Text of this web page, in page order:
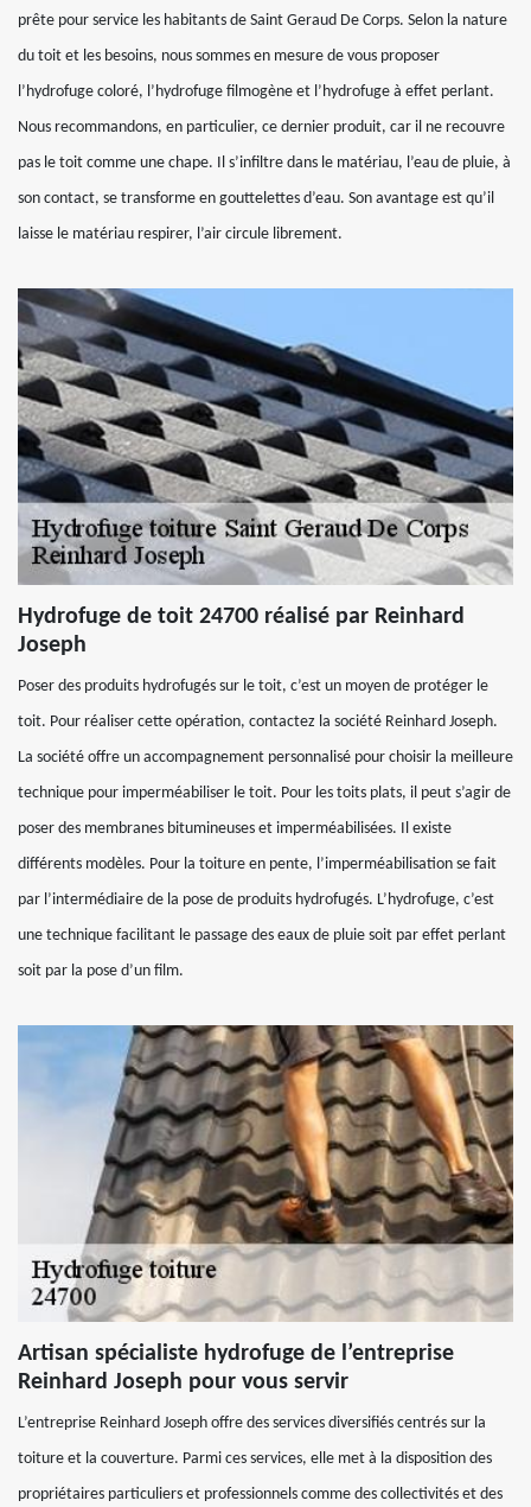
prête pour service les habitants de Saint Geraud De Corps. Selon la nature
du toit et les besoins, nous sommes en mesure de vous proposer
l’hydrofuge coloré, l’hydrofuge filmogène et l’hydrofuge à effet perlant.
Nous recommandons, en particulier, ce dernier produit, car il ne recouvre
pas le toit comme une chape. Il s’infiltre dans le matériau, l’eau de pluie, à
son contact, se transforme en gouttelettes d’eau. Son avantage est qu’il
laisse le matériau respirer, l’air circule librement.
Hydrofuge de toit 24700 réalisé par Reinhard
Joseph
Poser des produits hydrofugés sur le toit, c’est un moyen de protéger le
toit. Pour réaliser cette opération, contactez la société Reinhard Joseph.
La société offre un accompagnement personnalisé pour choisir la meilleure
technique pour imperméabiliser le toit. Pour les toits plats, il peut s’agir de
poser des membranes bitumineuses et imperméabilisées. Il existe
différents modèles. Pour la toiture en pente, l’imperméabilisation se fait
par l’intermédiaire de la pose de produits hydrofugés. L’hydrofuge, c’est
une technique facilitant le passage des eaux de pluie soit par effet perlant
soit par la pose d’un film.
Artisan spécialiste hydrofuge de l’entreprise
Reinhard Joseph pour vous servir
L’entreprise Reinhard Joseph offre des services diversifiés centrés sur la
toiture et la couverture. Parmi ces services, elle met à la disposition des
propriétaires particuliers et professionnels comme des collectivités et des